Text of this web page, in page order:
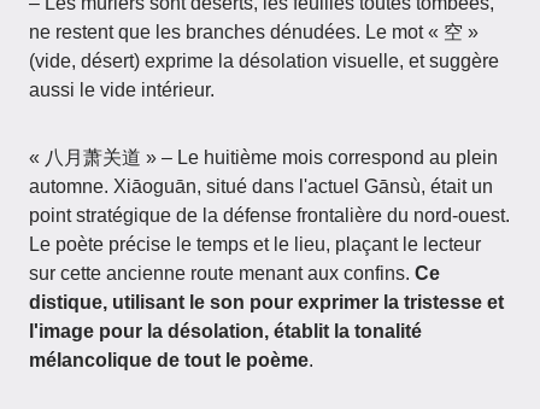
ne restent que les branches dénudées. Le mot « 空 »
(vide, désert) exprime la désolation visuelle, et suggère
aussi le vide intérieur.
« 八月萧关道 » – Le huitième mois correspond au plein
automne. Xiāoguān, situé dans l'actuel Gānsù, était un
point stratégique de la défense frontalière du nord-ouest.
Le poète précise le temps et le lieu, plaçant le lecteur
sur cette ancienne route menant aux confins. Ce
distique, utilisant le son pour exprimer la tristesse et
l'image pour la désolation, établit la tonalité
mélancolique de tout le poème.